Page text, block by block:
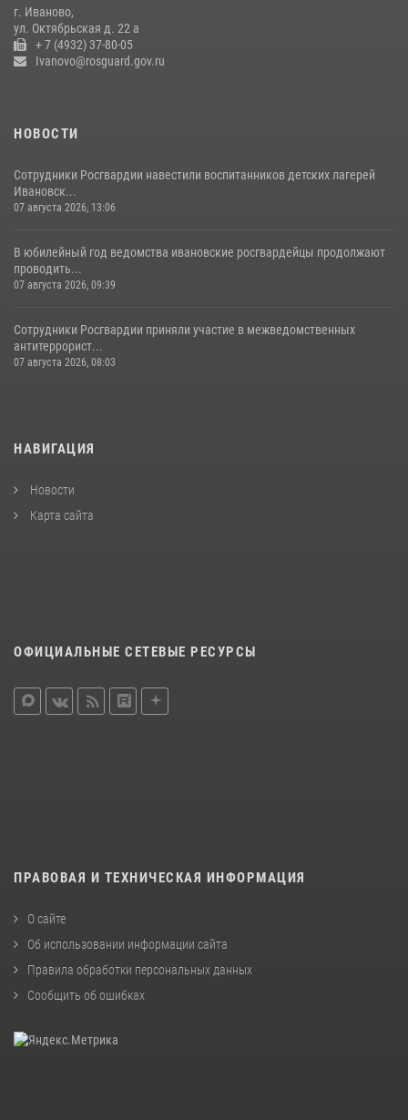
20 июля 2026, 09:12 3
г. Иваново,
ул. Октябрьская д. 22 а
+ 7 (4932) 37-80-05
Ivanovo@rosguard.gov.ru
НОВОСТИ
Сотрудники Росгвардии навестили воспитанников детских лагерей
Ивановск...
07 августа 2026, 13:06
В юбилейный год ведомства ивановские росгвардейцы продолжают
проводить...
07 августа 2026, 09:39
Сотрудники Росгвардии приняли участие в межведомственных
антитеррорист...
07 августа 2026, 08:03
НАВИГАЦИЯ
Новости
Карта сайта
ОФИЦИАЛЬНЫЕ СЕТЕВЫЕ РЕСУРСЫ
ПРАВОВАЯ И ТЕХНИЧЕСКАЯ ИНФОРМАЦИЯ
О сайте
Об использовании информации сайта
Правила обработки персональных данных
Сообщить об ошибках